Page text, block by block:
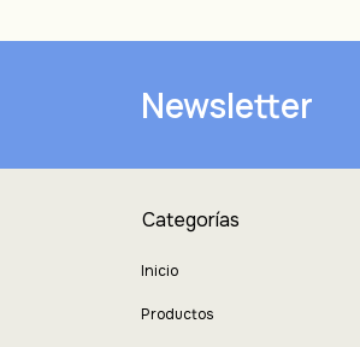
Newsletter
Categorías
Inicio
Productos